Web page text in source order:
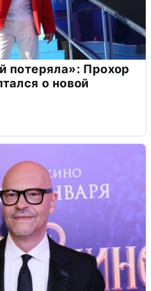
потеряла»: Прохор
о новой